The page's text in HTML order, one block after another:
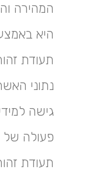
המהירה
היא
תעודת
נתוני
גישה
פעולה של
תעודת